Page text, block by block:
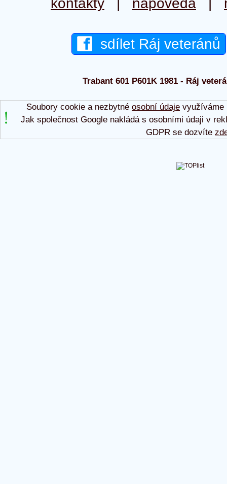
kontakty | nápověda |
sdílet Ráj veteránů
Trabant 601 P601K 1981 - Ráj
Soubory cookie a nezbytné osobní údajevyužíváme
Jak společnost Google nakládá s osobními údaji v
GDPR se dozvíte